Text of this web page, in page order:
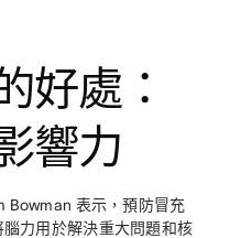
好處：
響力
Bowman 表示，預防冒充
力用於解決重大問題和核